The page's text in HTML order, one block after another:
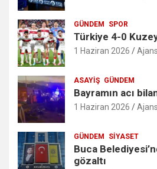
GÜNDEM SPOR
Türkiye 4-0
1 Haziran 2026
ASAYIŞ GÜNDEM
Bayramın acı
1 Haziran 2026
GÜNDEM SIYASET
Buca
gözaltı